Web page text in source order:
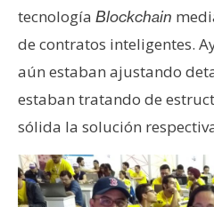
tecnología Blockchain
de contratos inteligentes.
aún estaban ajustando
estaban tratando de
sólida la solución